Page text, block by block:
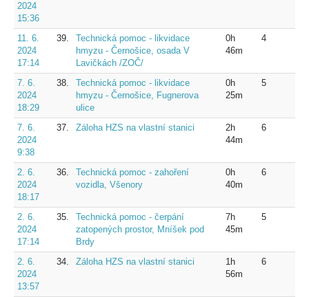
2024
15:36
11. 6.
2024
17:14
39.
Technická pomoc - likvidace
hmyzu - Černošice, osada V
Lavičkách /ZOČ/
0h
46m
4
7. 6.
2024
18:29
38.
Technická pomoc - likvidace
hmyzu - Černošice, Fugnerova
ulice
0h
25m
5
7. 6.
2024
9:38
37. Záloha HZS na vlastní stanici
2h
44m
6
2. 6.
2024
18:17
36.
Technická pomoc - zahoření
vozidla, Všenory
0h
40m
6
2. 6.
2024
17:14
35.
Technická pomoc - čerpání
zatopených prostor, Mníšek pod
Brdy
7h
45m
5
2. 6.
2024
13:57
34. Záloha HZS na vlastní stanici
1h
56m
6